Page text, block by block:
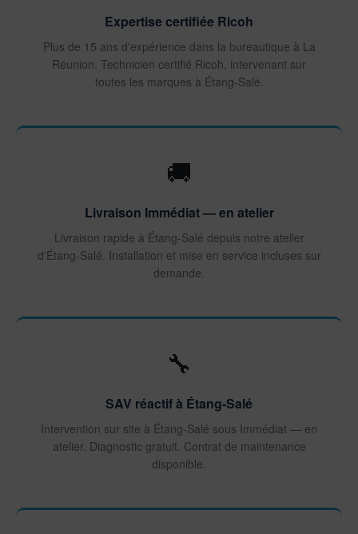
Expertise certifiée Ricoh
Plus de 15 ans d'expérience dans la bureautique à La
Réunion. Technicien certifié Ricoh, intervenant sur
toutes les marques à Étang-Salé.
🚚
Livraison Immédiat — en atelier
Livraison rapide à Étang-Salé depuis notre atelier
d'Étang-Salé. Installation et mise en service incluses sur
demande.
🔧
SAV réactif à Étang-Salé
Intervention sur site à Étang-Salé sous Immédiat — en
atelier. Diagnostic gratuit. Contrat de maintenance
disponible.